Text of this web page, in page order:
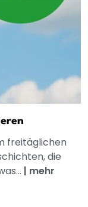
freitäglichen
die
| mehr